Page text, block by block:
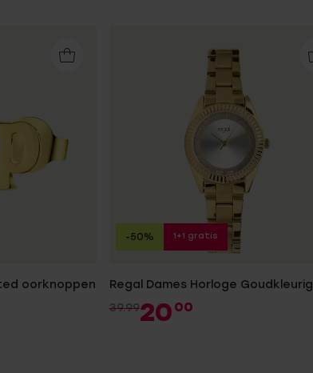
oorknoppen
Regal Dames Horloge Goudkleurig
39.9920 00
-50% 1+1 gratis